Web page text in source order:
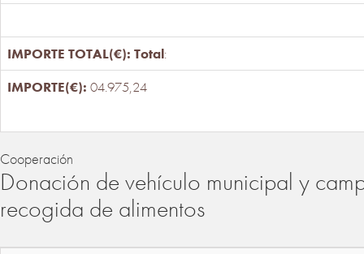
Total:
04.975,24
Cooperación
Donación de vehículo municipal y
recogida de alimentos